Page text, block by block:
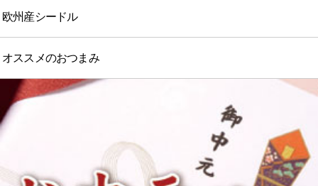
欧州産シードル
オススメのおつまみ